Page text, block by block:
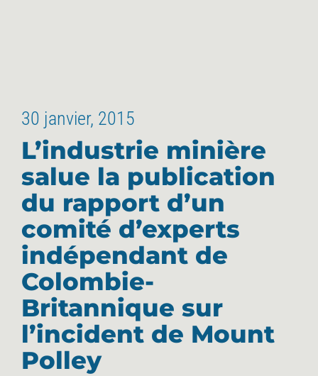
30 janvier, 2015
L’industrie minière
salue la publication
du rapport d’un
comité d’experts
indépendant de
Colombie-
Britannique sur
l’incident de Mount
Polley